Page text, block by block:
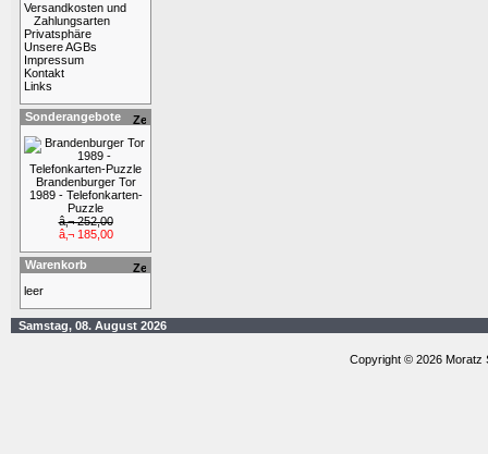
Versandkosten und
Zahlungsarten
Privatsphäre
Unsere AGBs
Impressum
Kontakt
Links
Sonderangebote
Brandenburger Tor
1989 - Telefonkarten-
Puzzle
â‚¬ 252,00
â‚¬ 185,00
Warenkorb
leer
Samstag, 08. August 2026
Copyright © 2026 Moratz